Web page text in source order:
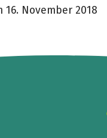
November 2018